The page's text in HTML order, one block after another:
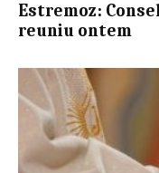
Estremoz:
reuniu ontem